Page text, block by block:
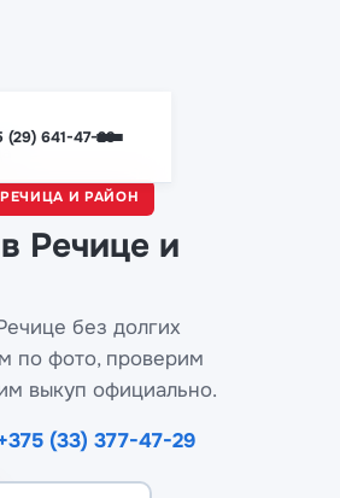
(29) 641-47-29
И РАЙОН
в Речице и
без долгих
по фото, проверим
выкуп официально.
(33) 377-47-29